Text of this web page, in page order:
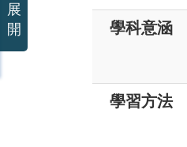
學科意涵
學習方法
展
開